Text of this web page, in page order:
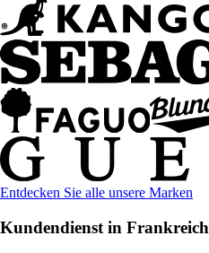
Entdecken Sie alle unsere Marken
Kundendienst in Frankreich